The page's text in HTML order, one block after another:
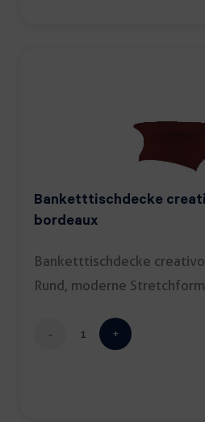
Banketttischdecke
bordeaux
Banketttischdecke
Rund, moderne
Banketttischdecke